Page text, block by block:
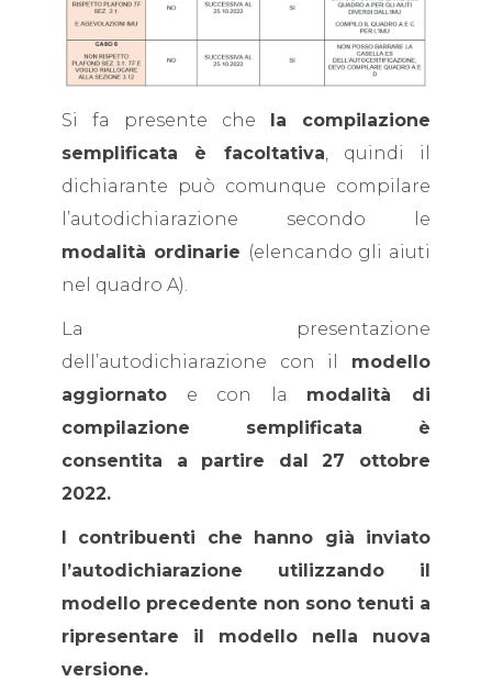
Si fa presente che la compilazione
semplificata è facoltativa, quindi il
dichiarante può comunque compilare
l’autodichiarazione secondo le
modalità ordinarie (elencando gli aiuti
nel quadro A).
La presentazione
dell’autodichiarazione con il modello
aggiornato e con la modalità di
compilazione semplificata è
consentita a partire dal 27 ottobre
2022.
I contribuenti che hanno già inviato
l’autodichiarazione utilizzando il
modello precedente non sono tenuti a
ripresentare il modello nella nuova
versione.